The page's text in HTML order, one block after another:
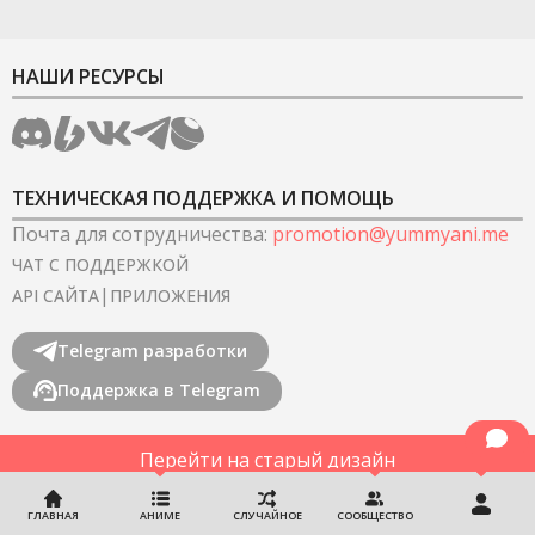
ГЛАВНАЯ АНИМЕ СЛУЧАЙНОЕ СООБЩЕСТВО
НАШИ РЕСУРСЫ
ТЕХНИЧЕСКАЯ ПОДДЕРЖКА И ПОМОЩЬ
Почта для сотрудничества: promotion@yummyani.me
ЧАТ С ПОДДЕРЖКОЙ
API САЙТА| ПРИЛОЖЕНИЯ
Telegram разработки
Поддержка в Telegram
Перейти на старый дизайн
©2022-2026YummyAnime.Все права защищены